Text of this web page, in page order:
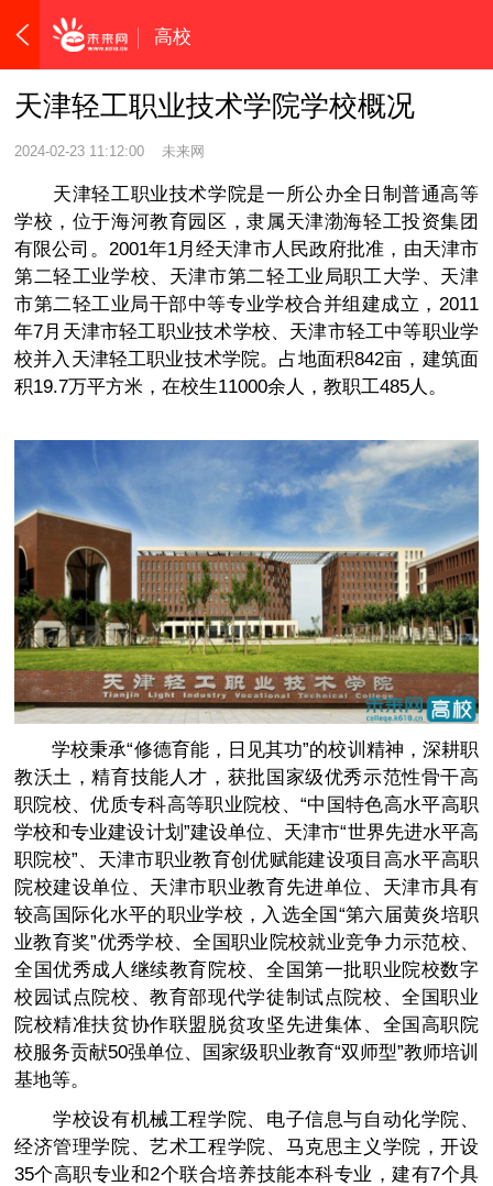
高校
天津轻工职业技术学院学校概况
2024-02-23 11:12:00 未来网
天津轻工职业技术学院是一所公办全日制普通高等
学校，位于海河教育园区，隶属天津渤海轻工投资集团
有限公司。2001年1月经天津市人民政府批准，由天津市
第二轻工业学校、天津市第二轻工业局职工大学、天津
市第二轻工业局干部中等专业学校合并组建成立，2011
年7月天津市轻工职业技术学校、天津市轻工中等职业学
校并入天津轻工职业技术学院。占地面积842亩，建筑面
积19.7万平方米，在校生11000余人，教职工485人。
学校秉承“修德育能，日见其功”的校训精神，深耕职
教沃土，精育技能人才，获批国家级优秀示范性骨干高
职院校、优质专科高等职业院校、“中国特色高水平高职
学校和专业建设计划”建设单位、天津市“世界先进水平高
职院校”、天津市职业教育创优赋能建设项目高水平高职
院校建设单位、天津市职业教育先进单位、天津市具有
较高国际化水平的职业学校，入选全国“第六届黄炎培职
业教育奖”优秀学校、全国职业院校就业竞争力示范校、
全国优秀成人继续教育院校、全国第一批职业院校数字
校园试点院校、教育部现代学徒制试点院校、全国职业
院校精准扶贫协作联盟脱贫攻坚先进集体、全国高职院
校服务贡献50强单位、国家级职业教育“双师型”教师培训
基地等。
学校设有机械工程学院、电子信息与自动化学院、
经济管理学院、艺术工程学院、马克思主义学院，开设
35个高职专业和2个联合培养技能本科专业，建有7个具